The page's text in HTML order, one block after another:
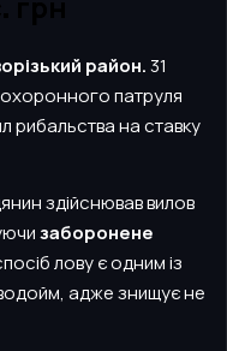
район.31
патруля
рибальства на ставку
здійснював вилов
заборонене
лову є одним із
адже знищує не